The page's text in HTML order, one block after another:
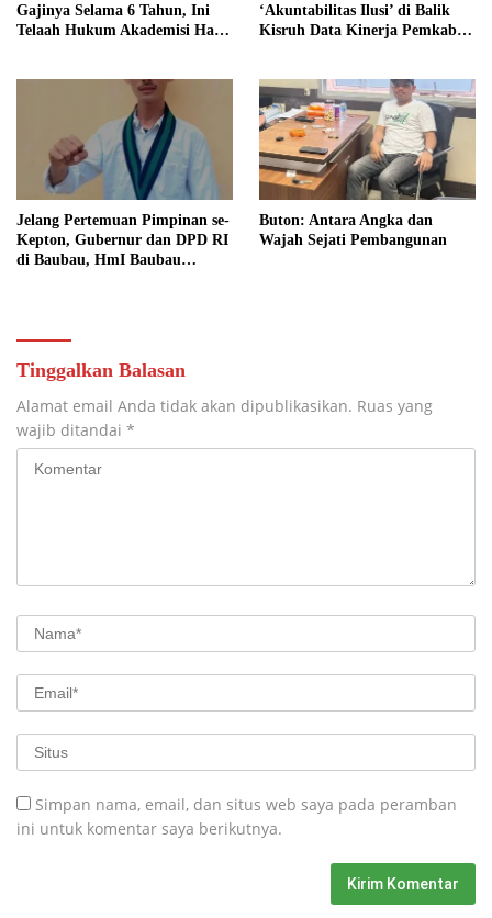
Gajinya Selama 6 Tahun, Ini
Telaah Hukum Akademisi Hadi
‘Akuntabilitas Ilusi’ di Balik
Kisruh Data Kinerja Pemkab
Jelang Pertemuan Pimpinan se-
Kepton, Gubernur dan DPD RI
di Baubau, HmI Baubau
Kerja di Buton
Buton: Antara Angka dan
Wajah Sejati Pembangunan
Tinggalkan Balasan
Alamat email Anda tidak akan dipublikasikan. Ruas yang
wajib ditandai *
Simpan nama, email, dan situs web saya pada peramban
ini untuk komentar saya berikutnya.